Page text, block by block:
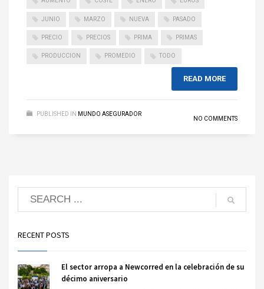
JUNIO MARZO NUEVA PASADO
PRECIO PRECIOS PRIMA PRIMAS
PRODUCCION PROMEDIO TODO
READ MORE
PUBLISHED IN MUNDO ASEGURADOR
NO COMMENTS
RECENT POSTS
El sector arropa a Newcorred en la celebración de su
décimo aniversario